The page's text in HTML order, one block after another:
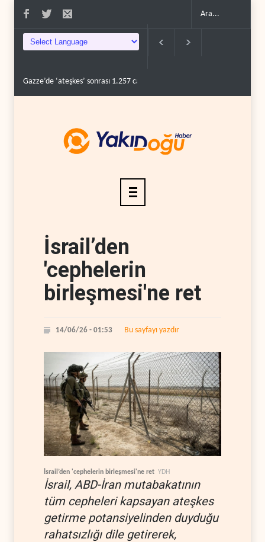
Gazze’de ‘ateşkes’ sonrası 1.257 can kaybı..
İsrail’den
'cephelerin
birleşmesi'ne ret
14/06/26 - 01:53 Bu sayfayı yazdır
İsrail’den 'cephelerin birleşmesi'ne ret YDH
İsrail, ABD-İran mutabakatının
tüm cepheleri kapsayan ateşkes
getirme potansiyelinden duyduğu
rahatsızlığı dile getirerek,